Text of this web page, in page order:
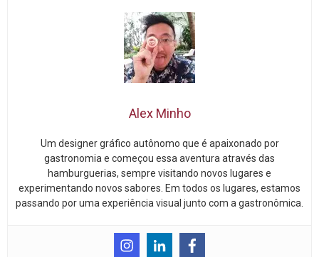
Alex Minho
Um designer gráfico autônomo que é apaixonado por
gastronomia e começou essa aventura através das
hamburguerias, sempre visitando novos lugares e
experimentando novos sabores. Em todos os lugares, estamos
passando por uma experiência visual junto com a gastronômica.